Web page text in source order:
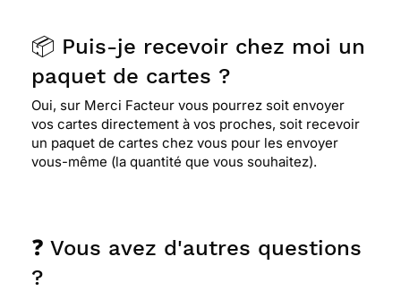
📦 Puis-je recevoir chez moi un
paquet de cartes ?
Oui, sur Merci Facteur vous pourrez soit envoyer
vos cartes directement à vos proches, soit recevoir
un paquet de cartes chez vous pour les envoyer
vous-même (la quantité que vous souhaitez).
❓ Vous avez d'autres questions
?